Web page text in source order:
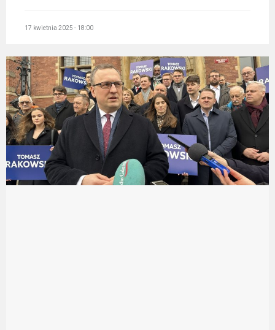
17 kwietnia 2025 - 18:00